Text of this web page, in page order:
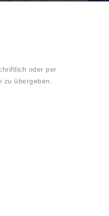
oder per
übergeben.